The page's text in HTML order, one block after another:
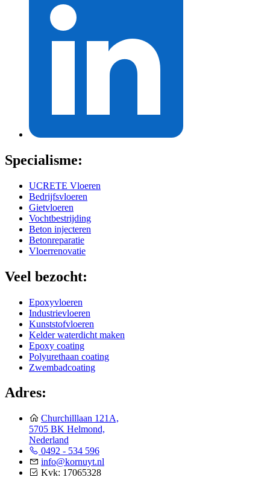
Specialisme:
UCRETE Vloeren
Bedrijfsvloeren
Gietvloeren
Vochtbestrijding
Beton injecteren
Betonreparatie
Vloerrenovatie
Veel bezocht:
Epoxyvloeren
Industrievloeren
Kunststofvloeren
Kelder waterdicht maken
Epoxy coating
Polyurethaan coating
Zwembadcoating
Adres:
Churchilllaan 121A,
5705 BK Helmond,
Nederland
0492 - 534 596
info@kornuyt.nl
Kvk: 17065328